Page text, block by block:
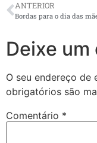
ANTERIOR
Bordas para o dia das
Deixe
O seu endereço de
obrigatórios são
Comentário *